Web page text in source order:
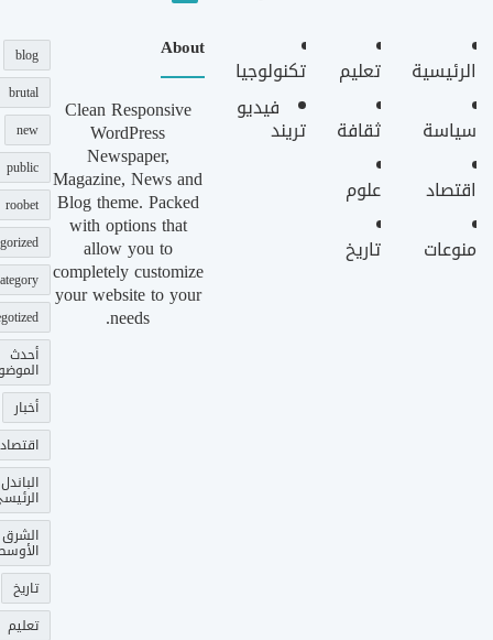
الرئيسية
سياسة
اقتصاد
منوعات
تعليم
ثقافة
علوم
تاريخ
تكنولوجيا
فيديو
تريند
About
Clean Responsive
WordPress
Newspaper,
Magazine, News and
Blog theme. Packed
with options that
allow you to
completely customize
your website to your
needs.
blog
brutal
new
public
roobet
أحدث
أخبار
اقتصاد
الباندل
الشرق
تاريخ
تعليم